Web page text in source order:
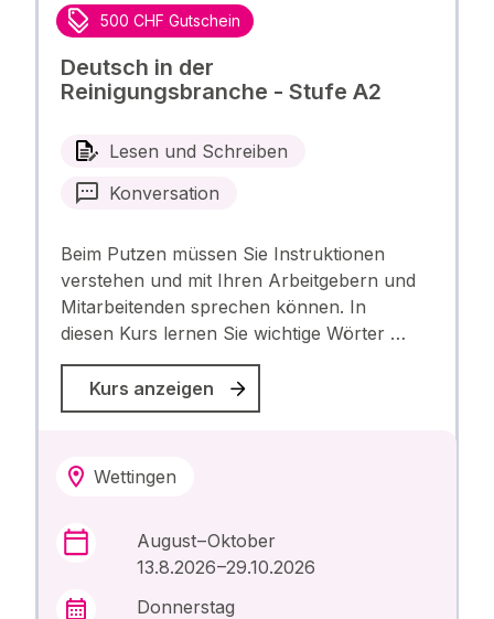
500 CHF Gutschein
Deutsch in der
Reinigungsbranche - Stufe A2
Lesen und Schreiben
Konversation
Beim Putzen müssen Sie Instruktionen
verstehen und mit Ihren Arbeitgebern und
Mitarbeitenden sprechen können. In
diesen Kurs lernen Sie wichtige Wörter …
Kurs anzeigen
Wettingen
August – Oktober
13.8.2026 –29.10.2026
Donnerstag